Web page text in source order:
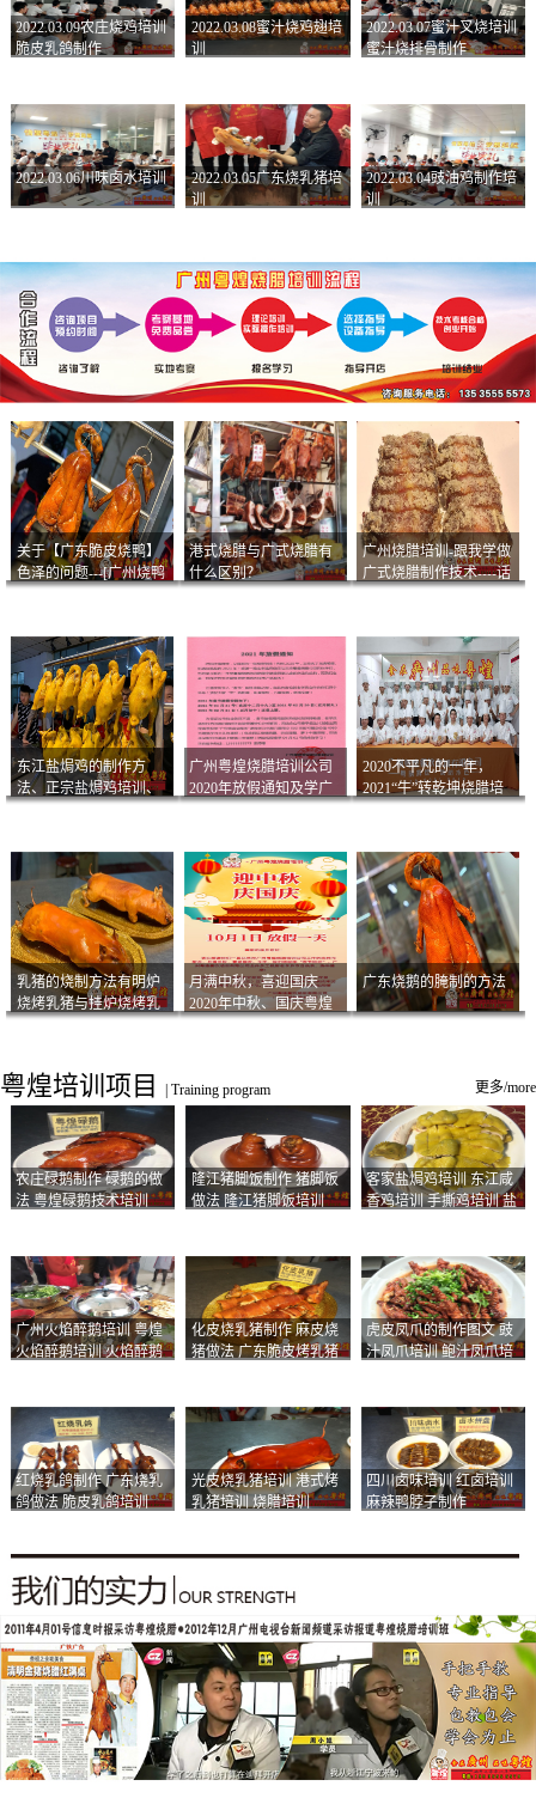
2022.03.09农庄烧鸡培训
脆皮乳鸽制作
2022.03.08蜜汁烧鸡翅培
训
2022.03.07蜜汁叉烧培训
蜜汁烧排骨制作
2022.03.06川味卤水培训
2022.03.05广东烧乳猪培
训
2022.03.04豉油鸡制作培
训
关于【广东脆皮烧鸭】
色泽的问题---[广州烧鸭
港式烧腊与广式烧腊有
什么区别？
广州烧腊培训-跟我学做
广式烧腊制作技术----话
东江盐焗鸡的制作方
法、正宗盐焗鸡培训、
广州粤煌烧腊培训公司
2020年放假通知及学广
2020不平凡的一年，
2021“牛”转乾坤烧腊培
乳猪的烧制方法有明炉
烧烤乳猪与挂炉烧烤乳
月满中秋，喜迎国庆
2020年中秋、国庆粤煌
广东烧鹅的腌制的方法
粤煌培训项目 Training program 更多/more
农庄碌鹅制作 碌鹅的做
法 粤煌碌鹅技术培训
隆江猪脚饭制作 猪脚饭
做法 隆江猪脚饭培训
客家盐焗鸡培训 东江咸
香鸡培训 手撕鸡培训 盐
广州火焰醉鹅培训 粤煌
火焰醉鹅培训 火焰醉鹅
化皮烧乳猪制作 麻皮烧
猪做法 广东脆皮烤乳猪
虎皮凤爪的制作图文 豉
汁凤爪培训 鲍汁凤爪培
红烧乳鸽制作 广东烧乳
鸽做法 脆皮乳鸽培训
光皮烧乳猪培训 港式烤
乳猪培训 烧腊培训
四川卤味培训 红卤培训
麻辣鸭脖子制作